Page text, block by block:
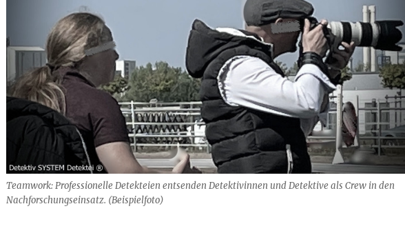
Teamwork: Professionelle Detekteien entsenden Detektivinnen und Detektive als Crew in den
Nachforschungseinsatz. (Beispielfoto)